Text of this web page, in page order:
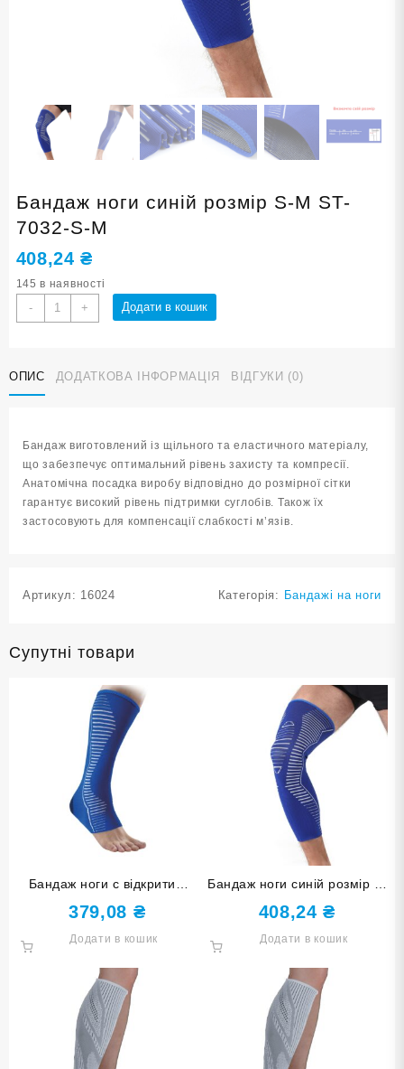
Бандаж ноги синій розмір S-M ST-
7032-S-M
408,24₴
145 в наявності
-
Бандаж
ноги
S-
M
S-
+ Додати в кошик
ОПИС ДОДАТКОВА ІНФОРМАЦІЯ ВІДГУКИ (0)
Бандаж виготовлений із щільного та еластичного матеріалу,
що забезпечує оптимальний рівень захисту та компресії.
Анатомічна посадка виробу відповідно до розмірної сітки
гарантує високий рівень підтримки суглобів. Також їх
застосовують для компенсації слабкості м’язів.
Артикул: 16024 Категорія: Бандажі на ноги
Супутні товари
Бандаж ноги с відкритим
носком синій розмір S-M
ST-7034-S-M
379,08 ₴
Додати в кошик
Бандаж ноги синій розмір L-
XL ST-7032-L-XL
408,24₴
Додати в кошик